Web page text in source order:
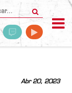
Abr 20, 2023